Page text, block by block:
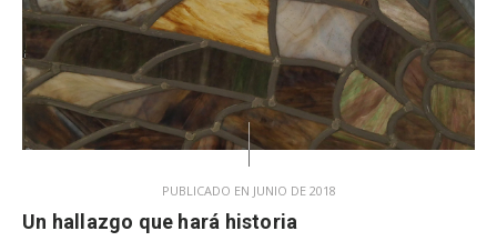
PUBLICADO EN JUNIO DE 2018
Un hallazgo que hará historia